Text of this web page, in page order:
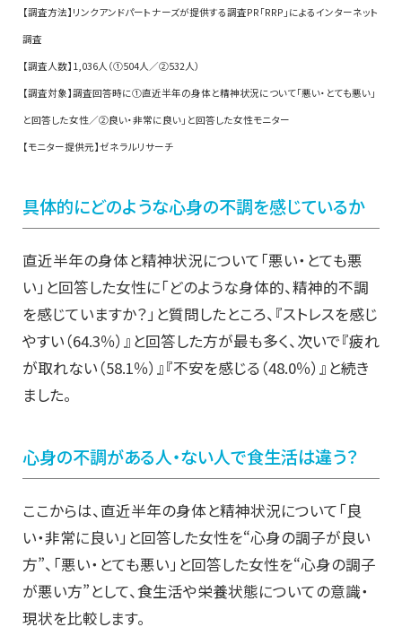
【調査方法】リンクアンドパートナーズが提供する調査PR「RRP」によるインターネット
調査
【調査人数】1,036人（①504人／②532人）
【調査対象】調査回答時に①直近半年の身体と精神状況について「悪い・とても悪い」
と回答した女性／②良い・非常に良い」と回答した女性モニター
【モニター提供元】ゼネラルリサーチ
具体的にどのような心身の不調を感じているか
直近半年の身体と精神状況について「悪い・とても悪
い」と回答した女性に「どのような身体的、精神的不調
を感じていますか？」と質問したところ、『ストレスを感じ
やすい（64.3％）』と回答した方が最も多く、次いで『疲れ
が取れない（58.1％）』『不安を感じる（48.0％）』と続き
ました。
心身の不調がある人・ない人で食生活は違う？
ここからは、直近半年の身体と精神状況について「良
い・非常に良い」と回答した女性を“心身の調子が良い
方”、「悪い・とても悪い」と回答した女性を“心身の調子
が悪い方”として、食生活や栄養状態についての意識・
現状を比較します。